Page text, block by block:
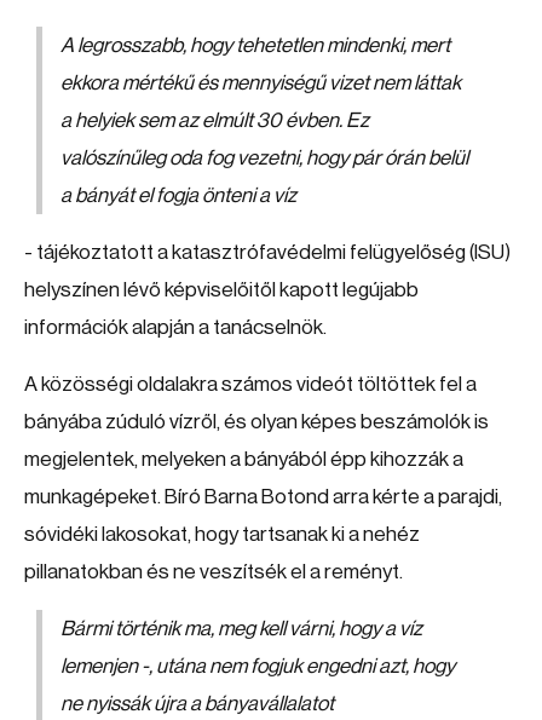
A legrosszabb, hogy tehetetlen mindenki, mert
ekkora mértékű és mennyiségű vizet nem láttak
a helyiek sem az elmúlt 30 évben. Ez
valószínűleg oda fog vezetni, hogy pár órán belül
a bányát el fogja önteni a víz
- tájékoztatott a katasztrófavédelmi felügyelőség (ISU)
helyszínen lévő képviselőitől kapott legújabb
információk alapján a tanácselnök.
A közösségi oldalakra számos videót töltöttek fel a
bányába zúduló vízről, és olyan képes beszámolók is
megjelentek, melyeken a bányából épp kihozzák a
munkagépeket. Bíró Barna Botond arra kérte a parajdi,
sóvidéki lakosokat, hogy tartsanak ki a nehéz
pillanatokban és ne veszítsék el a reményt.
Bármi történik ma, meg kell várni, hogy a víz
lemenjen -, utána nem fogjuk engedni azt, hogy
ne nyissák újra a bányavállalatot